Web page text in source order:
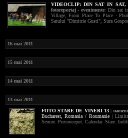
VIDEOCLIP: DIN SAT IN
fotoreportaj - evenimente: Din sat
Village, From Place To Place -
Satului "Dimitrie Gusti", Sura
16 mai 2011
15 mai 2011
14 mai 2011
13 mai 2011
FOTO STARE DE VINERI 13 | oameni
Bucharest,Romania / Roumanie| Limita.
Semne. Preconceput. Calendar. Stare.